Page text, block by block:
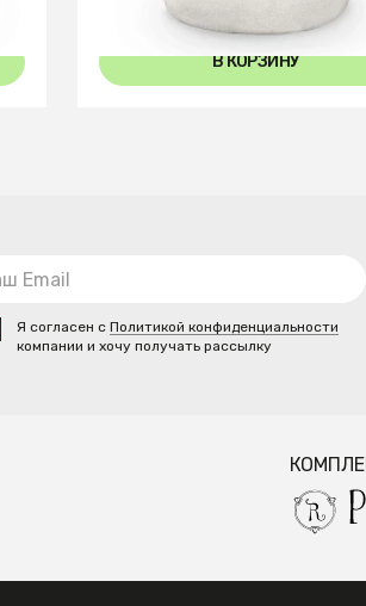
В КОРЗИНУ
Я согласен с Политикой конфиденциальности
компании и хочу получать рассылку